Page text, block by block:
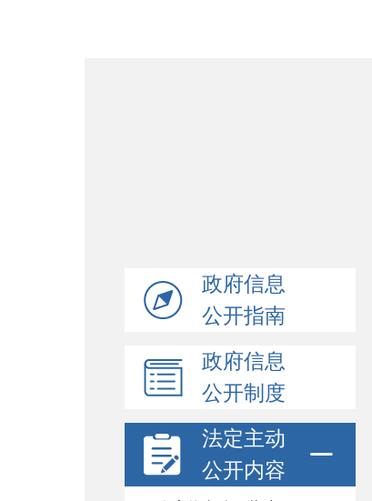
政府信息
公开指南
政府信息
公开制度
法定主动
公开内容